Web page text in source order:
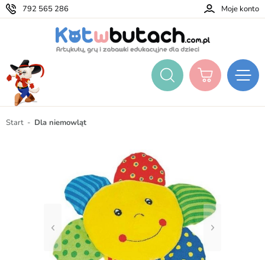
792 565 286 Moje konto
Start Dla niemowląt